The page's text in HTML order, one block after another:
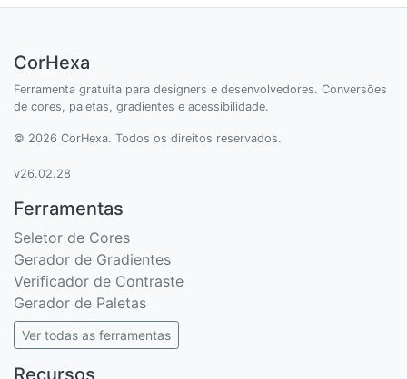
CorHexa
Ferramenta gratuita para designers e desenvolvedores. Conversões
de cores, paletas, gradientes e acessibilidade.
© 2026 CorHexa. Todos os direitos reservados.
v26.02.28
Ferramentas
Seletor de Cores
Gerador de Gradientes
Verificador de Contraste
Gerador de Paletas
Ver todas as ferramentas
Recursos